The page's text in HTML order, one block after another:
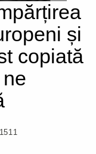
și
copiată
1511